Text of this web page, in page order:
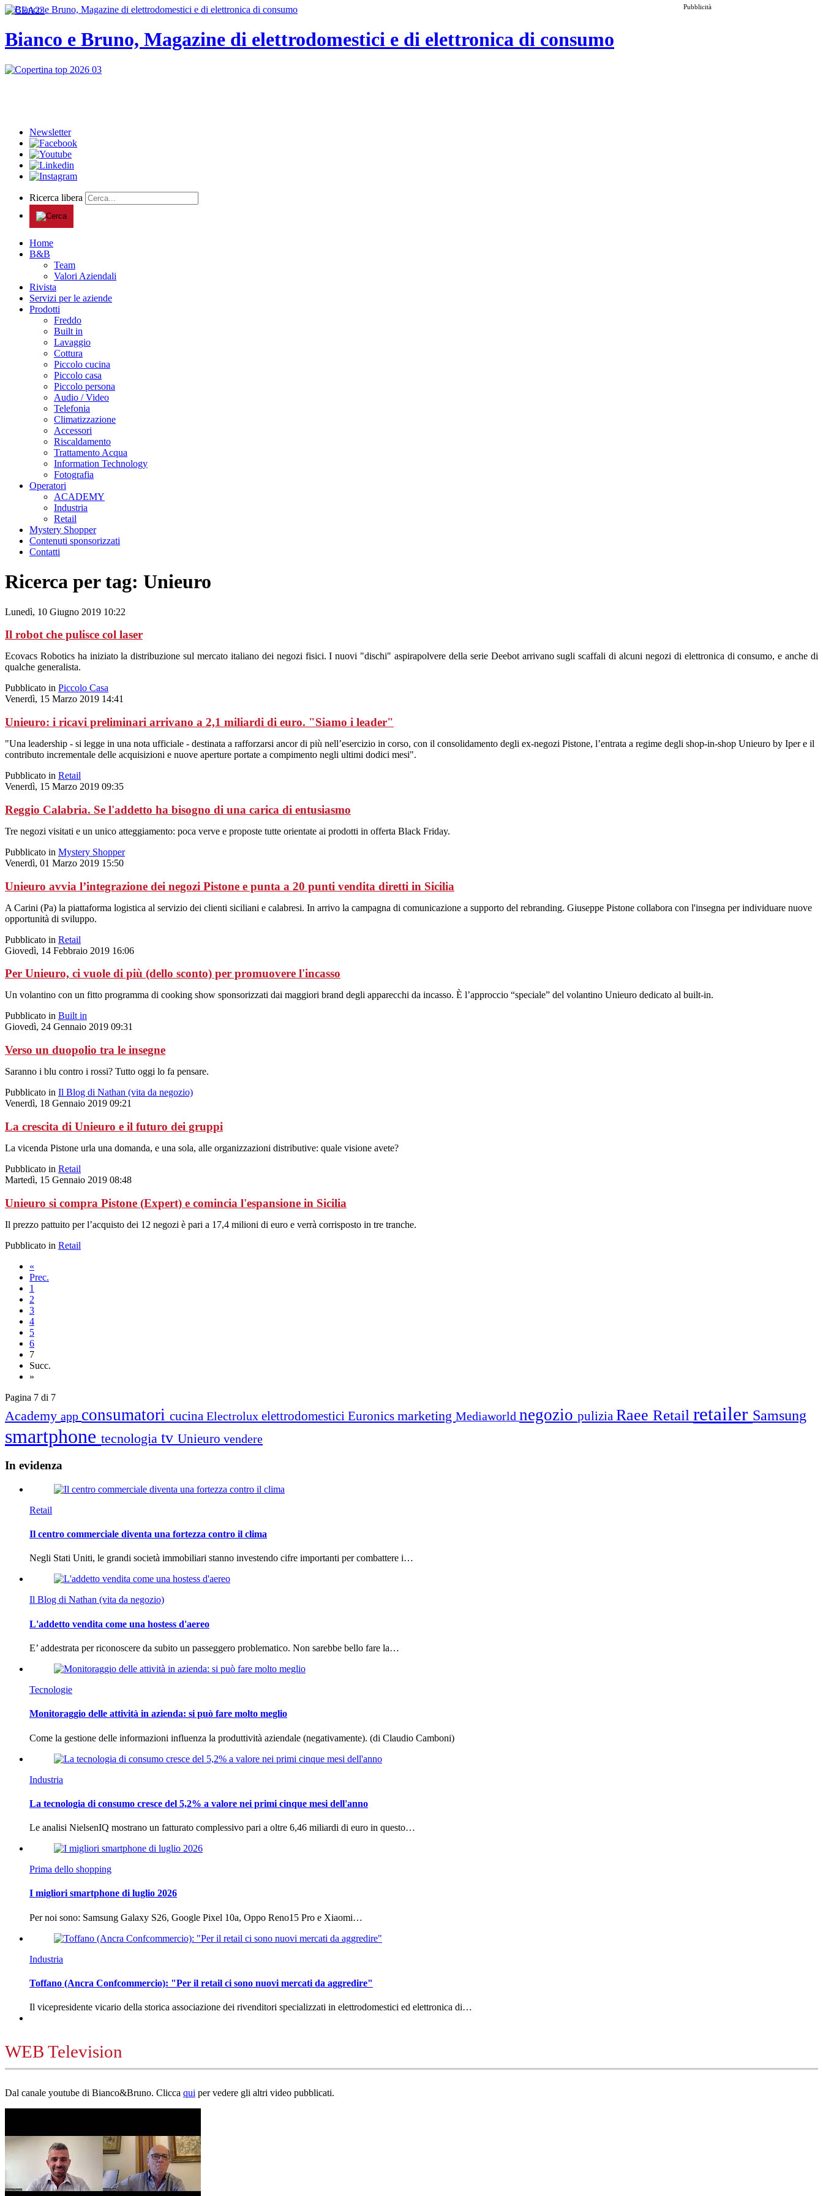
Pubblicità
Bianco e Bruno, Magazine di elettrodomestici e di elettronica di consumo
Newsletter
Ricerca libera
Home
B&B
Team
Valori Aziendali
Rivista
Servizi per le aziende
Prodotti
Freddo
Built in
Lavaggio
Cottura
Piccolo cucina
Piccolo casa
Piccolo persona
Audio / Video
Telefonia
Climatizzazione
Accessori
Riscaldamento
Trattamento Acqua
Information Technology
Fotografia
Operatori
ACADEMY
Industria
Retail
Mystery Shopper
Contenuti sponsorizzati
Contatti
Ricerca per tag: Unieuro
Lunedì, 10 Giugno 2019 10:22
Il robot che pulisce col laser
Ecovacs Robotics ha iniziato la distribuzione sul mercato italiano dei negozi fisici. I nuovi "dischi" aspirapolvere della serie Deebot arrivano sugli scaffali di alcuni negozi di elettronica di consumo, e anche di
qualche generalista.
Pubblicato in Piccolo Casa
Venerdì, 15 Marzo 2019 14:41
Unieuro: i ricavi preliminari arrivano a 2,1 miliardi di euro. "Siamo i leader"
"Una leadership - si legge in una nota ufficiale - destinata a rafforzarsi ancor di più nell’esercizio in corso, con il consolidamento degli ex-negozi Pistone, l’entrata a regime degli shop-in-shop Unieuro by Iper e il
contributo incrementale delle acquisizioni e nuove aperture portate a compimento negli ultimi dodici mesi".
Pubblicato in Retail
Venerdì, 15 Marzo 2019 09:35
Reggio Calabria. Se l'addetto ha bisogno di una carica di entusiasmo
Tre negozi visitati e un unico atteggiamento: poca verve e proposte tutte orientate ai prodotti in offerta Black Friday.
Pubblicato in Mystery Shopper
Venerdì, 01 Marzo 2019 15:50
Unieuro avvia l’integrazione dei negozi Pistone e punta a 20 punti vendita diretti in Sicilia
A Carini (Pa) la piattaforma logistica al servizio dei clienti siciliani e calabresi. In arrivo la campagna di comunicazione a supporto del rebranding. Giuseppe Pistone collabora con l'insegna per individuare nuove
opportunità di sviluppo.
Pubblicato in Retail
Giovedì, 14 Febbraio 2019 16:06
Per Unieuro, ci vuole di più (dello sconto) per promuovere l'incasso
Un volantino con un fitto programma di cooking show sponsorizzati dai maggiori brand degli apparecchi da incasso. È l’approccio “speciale” del volantino Unieuro dedicato al built-in.
Pubblicato in Built in
Giovedì, 24 Gennaio 2019 09:31
Verso un duopolio tra le insegne
Saranno i blu contro i rossi? Tutto oggi lo fa pensare.
Pubblicato in Il Blog di Nathan (vita da negozio)
Venerdì, 18 Gennaio 2019 09:21
La crescita di Unieuro e il futuro dei gruppi
La vicenda Pistone urla una domanda, e una sola, alle organizzazioni distributive: quale visione avete?
Pubblicato in Retail
Martedì, 15 Gennaio 2019 08:48
Unieuro si compra Pistone (Expert) e comincia l'espansione in Sicilia
Il prezzo pattuito per l’acquisto dei 12 negozi è pari a 17,4 milioni di euro e verrà corrisposto in tre tranche.
Pubblicato in Retail
«
Prec.
1
2
3
4
5
6
7
Succ.
»
Pagina 7 di 7
Academy app consumatori cucina Electrolux elettrodomestici Euronics marketing Mediaworld negozio pulizia Raee Retail retailer Samsung
smartphone tecnologia tv Unieuro vendere
In evidenza
Retail
Il centro commerciale diventa una fortezza contro il clima
Negli Stati Uniti, le grandi società immobiliari stanno investendo cifre importanti per combattere i…
Il Blog di Nathan (vita da negozio)
L'addetto vendita come una hostess d'aereo
E’ addestrata per riconoscere da subito un passeggero problematico. Non sarebbe bello fare la…
Tecnologie
Monitoraggio delle attività in azienda: si può fare molto meglio
Come la gestione delle informazioni influenza la produttività aziendale (negativamente). (di Claudio Camboni)
Industria
La tecnologia di consumo cresce del 5,2% a valore nei primi cinque mesi dell'anno
Le analisi NielsenIQ mostrano un fatturato complessivo pari a oltre 6,46 miliardi di euro in questo…
Prima dello shopping
I migliori smartphone di luglio 2026
Per noi sono: Samsung Galaxy S26, Google Pixel 10a, Oppo Reno15 Pro e Xiaomi…
Industria
Toffano (Ancra Confcommercio): "Per il retail ci sono nuovi mercati da aggredire"
Il vicepresidente vicario della storica associazione dei rivenditori specializzati in elettrodomestici ed elettronica di…
WEB Television
Dal canale youtube di Bianco&Bruno. Clicca qui per vedere gli altri video pubblicati.